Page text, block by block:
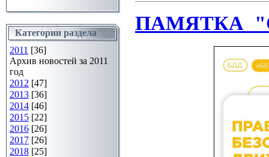
Категории раздела
2011 [36]
Архив новостей за 2011
год
2012 [47]
2013 [36]
2014 [46]
2015 [22]
2016 [26]
2017 [26]
2018 [25]
ПАМЯТКА